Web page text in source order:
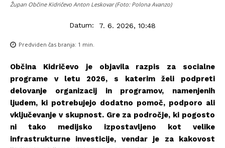
Župan Občine Kidričevo Anton Leskovar (Foto: Polona Avanzo)
Datum: 7. 6. 2026, 10:48
Predviden čas branja: 1 min.
Občina Kidričevo je objavila razpis za socialne
programe v letu 2026, s katerim želi podpreti
delovanje organizacij in programov, namenjenih
ljudem, ki potrebujejo dodatno pomoč, podporo ali
vključevanje v skupnost. Gre za področje, ki pogosto
ni tako medijsko izpostavljeno kot velike
infrastrukturne investicije, vendar je za kakovost